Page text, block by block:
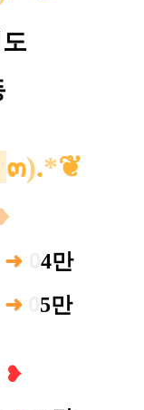
๓).*❦
➜ 4만
➜ 5만
❥